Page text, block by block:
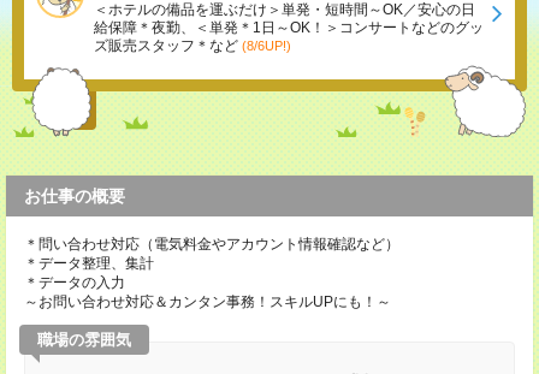
＜ホテルの備品を運ぶだけ＞単発・短時間～OK／安心の日
給保障＊夜勤、＜単発＊1日～OK！＞コンサートなどのグッ
ズ販売スタッフ＊など (8/6UP!)
お仕事の概要
＊問い合わせ対応（電気料金やアカウント情報確認など）
＊データ整理、集計
＊データの入力
～お問い合わせ対応＆カンタン事務！スキルUPにも！～
職場の雰囲気